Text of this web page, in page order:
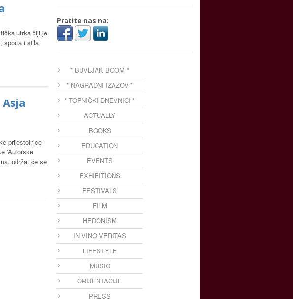
utrka čiji je
sporta i stila
prijestolnice
‘Autorske
održat će se
Pratite nas na:
* BUVLJAK BOOM *
* NAGRADNI IZAZOV *
* TOPNIČKI DNEVNICI *
ACTUALLY
BOOKS
EDUCATION
EVENTS
EXHIBITIONS
FESTIVALS
FILM
HEDONISM
IN VINO VERITAS
LIFESTYLE
MUSIC
ORIJENTACIJE
PRESS